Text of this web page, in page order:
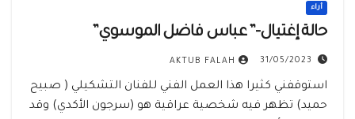
أراء
حالة إغتيال-” عباس فاضل الموسوي”
31/05/2023
AKTUB FALAH
استوقفني كثيرا هذا العمل الفني للفنان التشكيلي ( صبيح
حميد) تظهر فيه شخصية عراقية هو (سرجون الأكدي) وقد